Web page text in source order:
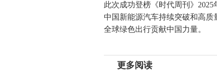
此次成功登榜《时代周刊》
中国新能源汽车持续突破和高
全球绿色出行贡献中国力量。
更多阅读